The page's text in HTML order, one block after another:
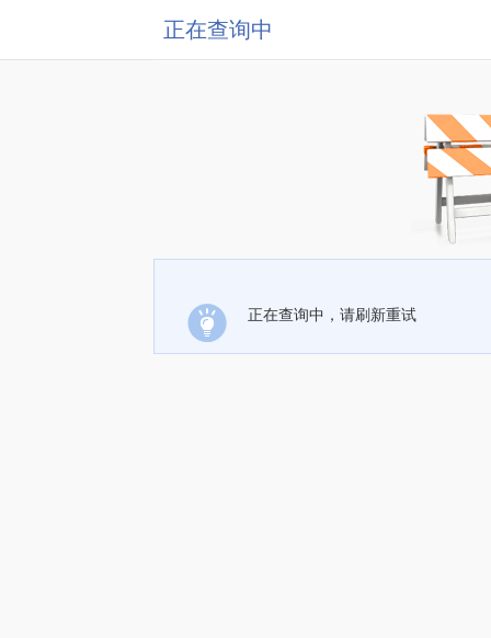
正在查询中
正在查询中，请刷新重试